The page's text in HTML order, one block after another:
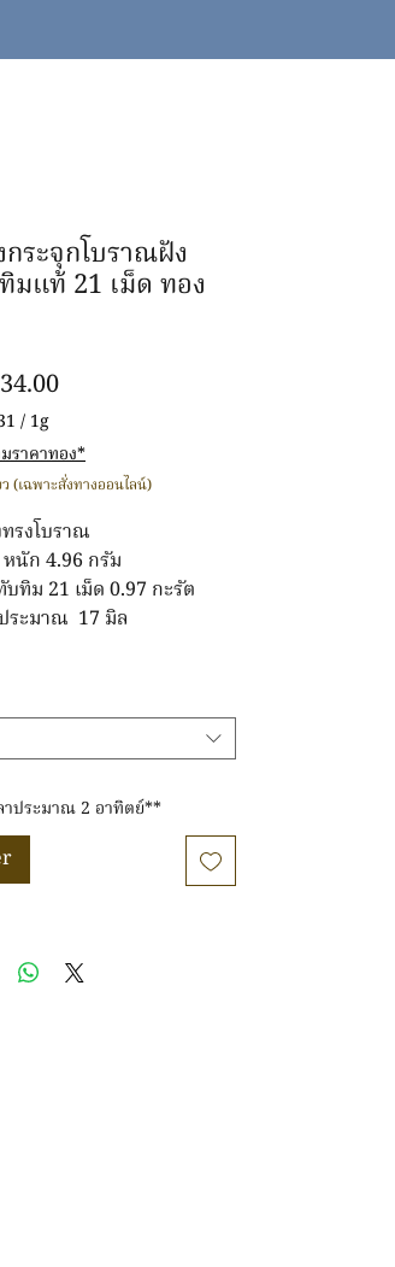
ระจุกโบราณฝัง
แท้ 21 เม็ด ทอง
Price
/ 1g
ราคาทอง*
(เฉพาะสั่งทางออนไลน์)
รงโบราณ
นัก 4.96 กรัม
ทิม 21 เม็ด 0.97 กะรัต
ระมาณ 17 มิล
าประมาณ 2 อาทิตย์**